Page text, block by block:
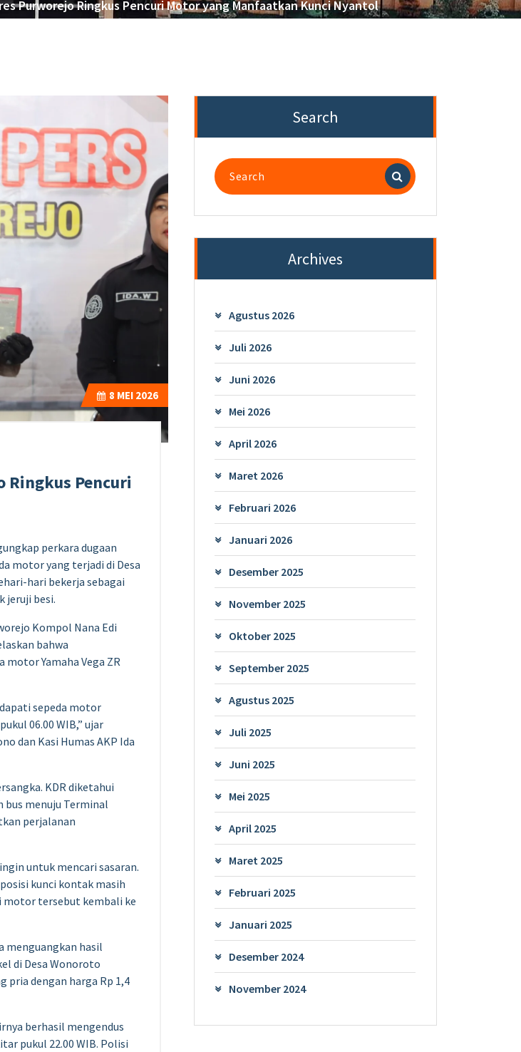
Purworejo Ringkus Pencuri Motor yang Manfaatkan Kunci Nyantol
Ringkus Pencuri
8 MEI 2026
perkara dugaan
motor yang terjadi di Desa
hari bekerja sebagai
jeruji besi.
Kompol Nana Edi
bahwa
Yamaha Vega ZR
sepeda motor
06.00 WIB,” ujar
dan Kasi Humas AKP Ida
KDR diketahui
bus menuju Terminal
perjalanan
untuk mencari sasaran.
kunci kontak masih
motor tersebut kembali ke
menguangkan hasil
di Desa Wonoroto
pria dengan harga Rp 1,4
berhasil mengendus
pukul 22.00 WIB. Polisi
Search
Search
for:
Archives
Agustus 2026
Juli 2026
Juni 2026
Mei 2026
April 2026
Maret 2026
Februari 2026
Januari 2026
Desember 2025
November 2025
Oktober 2025
September 2025
Agustus 2025
Juli 2025
Juni 2025
Mei 2025
April 2025
Maret 2025
Februari 2025
Januari 2025
Desember 2024
November 2024